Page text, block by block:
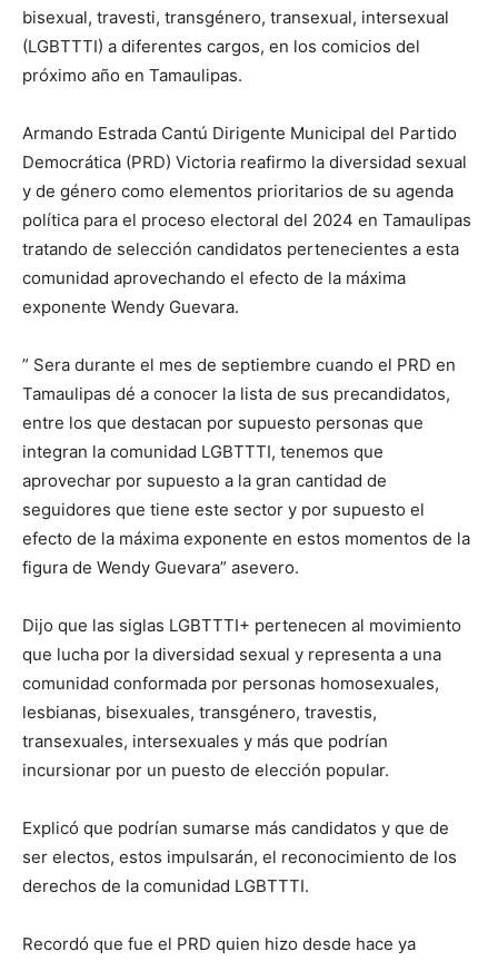
bisexual, travesti, transgénero, transexual, intersexual
(LGBTTTI) a diferentes cargos, en los comicios del
próximo año en Tamaulipas.
Armando Estrada Cantú Dirigente Municipal del Partido
Democrática (PRD) Victoria reafirmo la diversidad sexual
y de género como elementos prioritarios de su agenda
política para el proceso electoral del 2024 en Tamaulipas
tratando de selección candidatos pertenecientes a esta
comunidad aprovechando el efecto de la máxima
exponente Wendy Guevara.
” Sera durante el mes de septiembre cuando el PRD en
Tamaulipas dé a conocer la lista de sus precandidatos,
entre los que destacan por supuesto personas que
integran la comunidad LGBTTTI, tenemos que
aprovechar por supuesto a la gran cantidad de
seguidores que tiene este sector y por supuesto el
efecto de la máxima exponente en estos momentos de la
figura de Wendy Guevara” asevero.
Dijo que las siglas LGBTTTI+ pertenecen al movimiento
que lucha por la diversidad sexual y representa a una
comunidad conformada por personas homosexuales,
lesbianas, bisexuales, transgénero, travestis,
transexuales, intersexuales y más que podrían
incursionar por un puesto de elección popular.
Explicó que podrían sumarse más candidatos y que de
ser electos, estos impulsarán, el reconocimiento de los
derechos de la comunidad LGBTTTI.
Recordó que fue el PRD quien hizo desde hace ya